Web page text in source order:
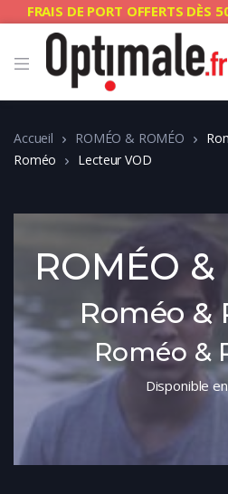
FRAIS DE PORT OFFERTS DÈS
Accueil ROMÉO & ROMÉO
Roméo
Lecteur VOD
ROMÉO &
Roméo &
Roméo &
Disponible